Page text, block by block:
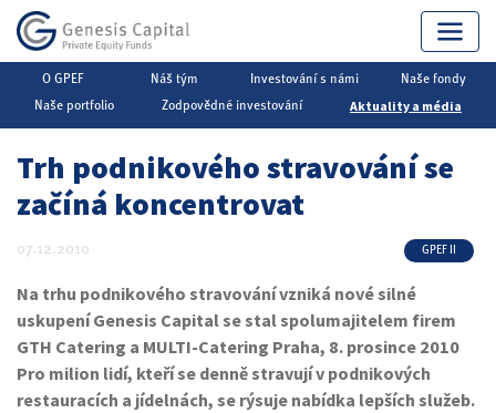
O GPEF Náš tým Investování s námi Naše fondy
Naše portfolio Zodpovědné investování Aktuality a média
Trh podnikového stravování se
začíná koncentrovat
07.12.2010 GPEF II
Na trhu podnikového stravování vzniká nové silné
uskupení Genesis Capital se stal spolumajitelem firem
GTH Catering a MULTI-Catering Praha, 8. prosince 2010
Pro milion lidí, kteří se denně stravují v podnikových
restauracích a jídelnách, se rýsuje nabídka lepších služeb.